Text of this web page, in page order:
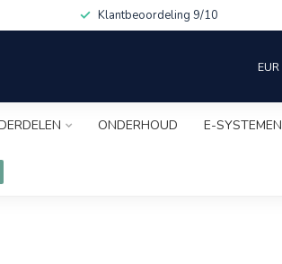
Klantbeoordeling 9/10
EUR
ONDERHOUD E-SYSTEMEN